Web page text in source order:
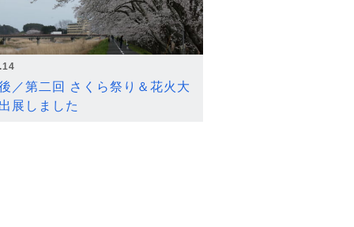
／第二回 さくら祭り＆花火大
展しました